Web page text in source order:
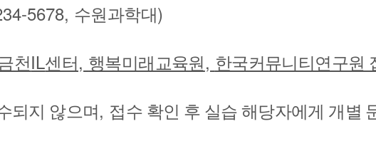
5678, 수원과학대)
천IL센터 , 행복미래교육원 , 한국커뮤니티연구원
되지 않으며 , 접수 확인 후 실습 해당자에게 개별